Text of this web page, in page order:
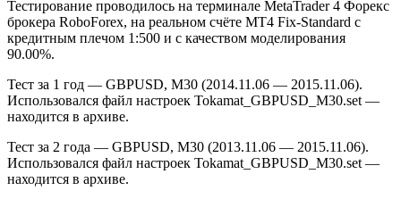
Тестирование проводилось на терминале MetaTrader 4 Форекс
брокера RoboForex, на реальном счёте MT4 Fix-Standard с
кредитным плечом 1:500 и с качеством моделирования
90.00%.
Тест за 1 год — GBPUSD, M30 (2014.11.06 — 2015.11.06).
Использовался файл настроек Tokamat_GBPUSD_M30.set —
находится в архиве.
Тест за 2 года — GBPUSD, M30 (2013.11.06 — 2015.11.06).
Использовался файл настроек Tokamat_GBPUSD_M30.set —
находится в архиве.